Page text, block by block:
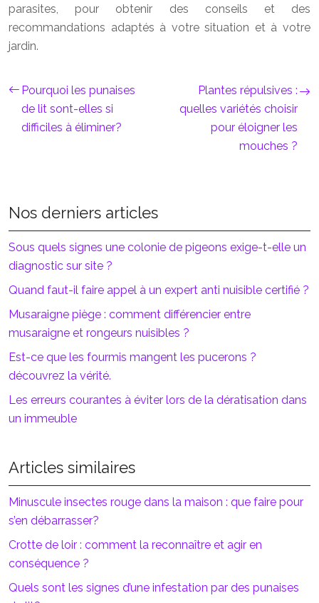
parasites, pour obtenir des conseils et des
recommandations adaptés à votre situation et à votre
jardin.
Pourquoi les punaises
de lit sont-elles si
difficiles à éliminer?
Plantes répulsives :
quelles variétés choisir
pour éloigner les
mouches ?
Nos derniers articles
Sous quels signes une colonie de pigeons exige-t-elle un
diagnostic sur site ?
Quand faut-il faire appel à un expert anti nuisible certifié ?
Musaraigne piège : comment différencier entre
musaraigne et rongeurs nuisibles ?
Est-ce que les fourmis mangent les pucerons ?
découvrez la vérité.
Les erreurs courantes à éviter lors de la dératisation dans
un immeuble
Articles similaires
Minuscule insectes rouge dans la maison : que faire pour
s’en débarrasser?
Crotte de loir : comment la reconnaître et agir en
conséquence ?
Quels sont les signes d’une infestation par des punaises